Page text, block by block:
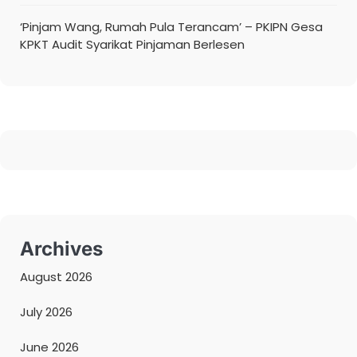
‘Pinjam Wang, Rumah Pula Terancam’ – PKIPN Gesa
KPKT Audit Syarikat Pinjaman Berlesen
Archives
August 2026
July 2026
June 2026